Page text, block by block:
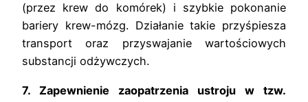
(przez krew do komórek) i szybkie pokonanie
bariery krew-mózg. Działanie takie przyśpiesza
transport oraz przyswajanie wartościowych
substancji odżywczych.
7. Zapewnienie zaopatrzenia ustroju w tzw.